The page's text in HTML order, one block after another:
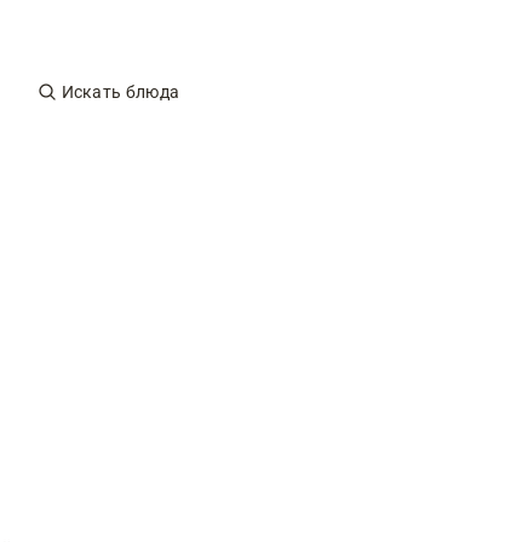
Искать блюда